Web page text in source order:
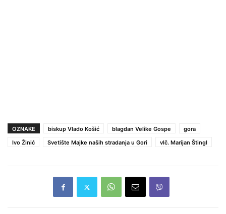
OZNAKE biskup Vlado Košić blagdan Velike Gospe
gora
Ivo Žinić
Svetište Majke naših stradanja u Gori vlč. Marijan Štingl